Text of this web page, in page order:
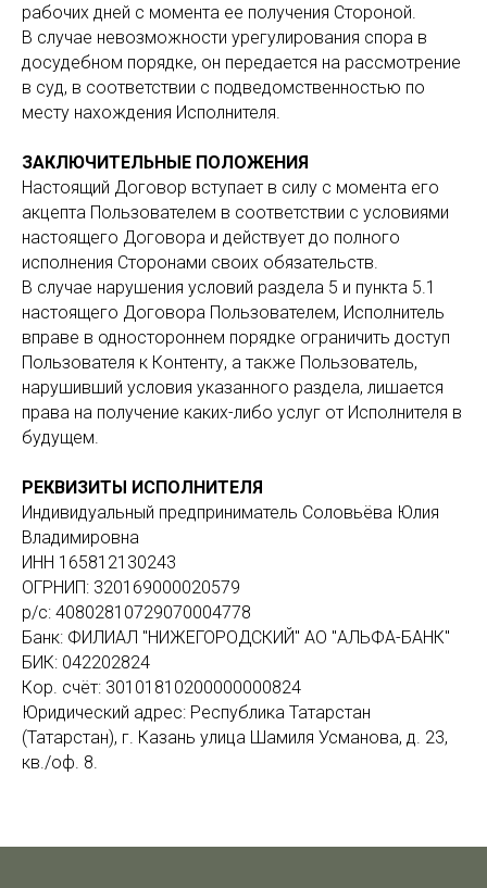
рабочих дней с момента ее получения Стороной.
В случае невозможности урегулирования спора в
досудебном порядке, он передается на рассмотрение
в суд, в соответствии с подведомственностью по
месту нахождения Исполнителя.
ЗАКЛЮЧИТЕЛЬНЫЕ ПОЛОЖЕНИЯ
Настоящий Договор вступает в силу с момента его
акцепта Пользователем в соответствии с условиями
настоящего Договора и действует до полного
исполнения Сторонами своих обязательств.
В случае нарушения условий раздела 5 и пункта 5.1
настоящего Договора Пользователем, Исполнитель
вправе в одностороннем порядке ограничить доступ
Пользователя к Контенту, а также Пользователь,
нарушивший условия указанного раздела, лишается
права на получение каких-либо услуг от Исполнителя в
будущем.
РЕКВИЗИТЫ ИСПОЛНИТЕЛЯ
Индивидуальный предприниматель Соловьёва Юлия
Владимировна
ИНН 165812130243
ОГРНИП: 320169000020579
р/с: 40802810729070004778
Банк: ФИЛИАЛ "НИЖЕГОРОДСКИЙ" АО "АЛЬФА-БАНК"
БИК: 042202824
Кор. счёт: 30101810200000000824
Юридический адрес: Республика Татарстан
(Татарстан), г. Казань улица Шамиля Усманова, д. 23,
кв./оф. 8.